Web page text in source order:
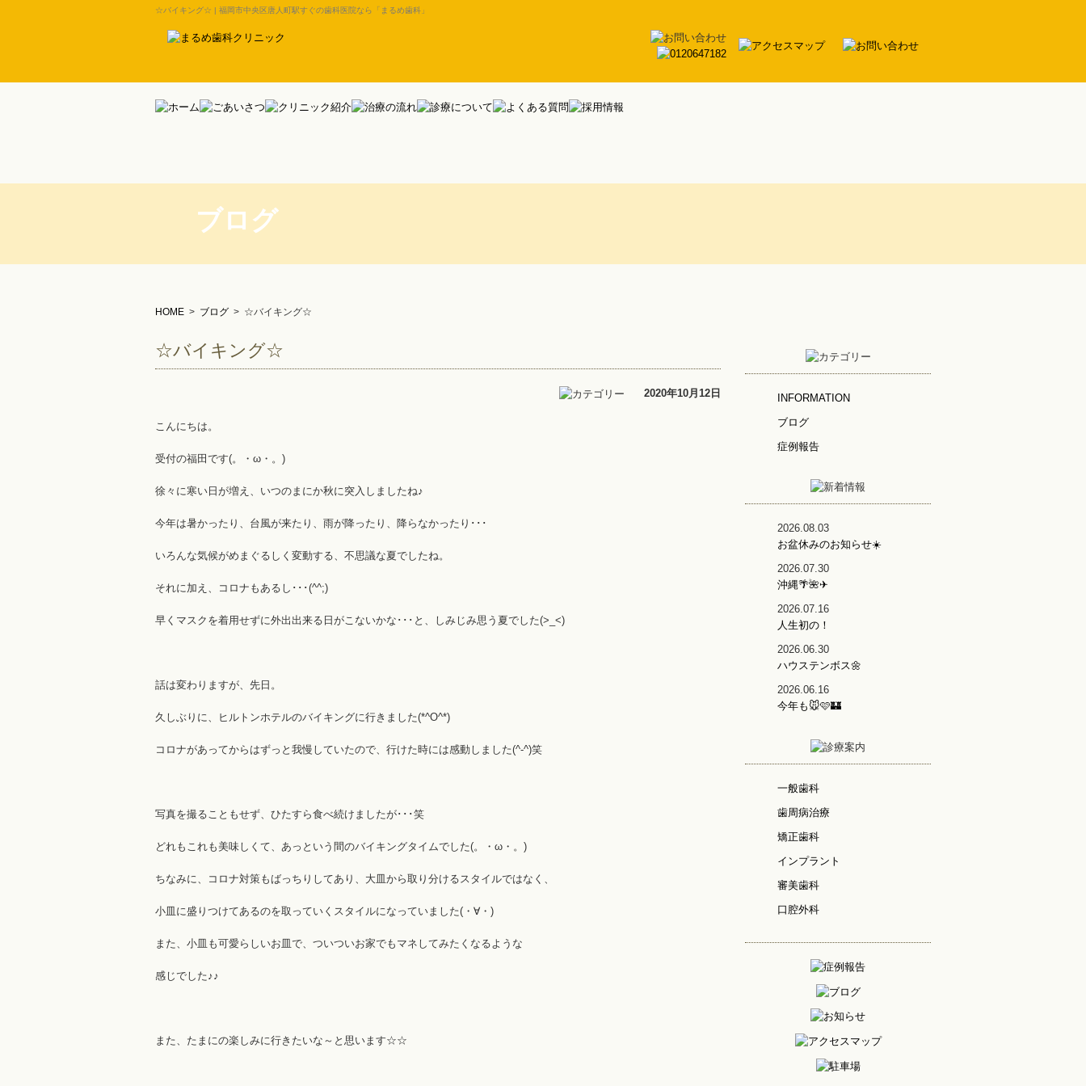
☆バイキング☆ | 福岡市中央区唐人町駅すぐの歯科医院なら「まるめ歯科」
ブログ
HOME > ブログ > ☆バイキング☆
☆バイキング☆
2020年10月12日
こんにちは。
受付の福田です(。・ω・。)
徐々に寒い日が増え、いつのまにか秋に突入しましたね♪
今年は暑かったり、台風が来たり、雨が降ったり、降らなかったり･･･
いろんな気候がめまぐるしく変動する、不思議な夏でしたね。
それに加え、コロナもあるし･･･(^^;)
早くマスクを着用せずに外出出来る日がこないかな･･･と、しみじみ思う夏でした(>_<)
話は変わりますが、先日。
久しぶりに、ヒルトンホテルのバイキングに行きました(*^O^*)
コロナがあってからはずっと我慢していたので、行けた時には感動しました(^-^)笑
写真を撮ることもせず、ひたすら食べ続けましたが･･･笑
どれもこれも美味しくて、あっという間のバイキングタイムでした(。・ω・。)
ちなみに、コロナ対策もばっちりしてあり、大皿から取り分けるスタイルではなく、
小皿に盛りつけてあるのを取っていくスタイルになっていました(・∀・)
また、小皿も可愛らしいお皿で、ついついお家でもマネしてみたくなるような
感じでした♪♪
また、たまにの楽しみに行きたいな～と思います☆☆
INFORMATION
ブログ
症例報告
2026.08.03
お盆休みのお知らせ☀️
2026.07.30
沖縄🌴🌺✈
2026.07.16
人生初の！
2026.06.30
ハウステンボス🌼
2026.06.16
今年も🐭🩷🏰
一般歯科
歯周病治療
矯正歯科
インプラント
審美歯科
口腔外科